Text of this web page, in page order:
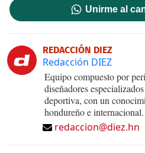
Unirme al
REDACCIÓN DIEZ
Redacción DIEZ
Equipo compuesto por
diseñadores
deportiva, con un
hondureño e internacional.
redaccion@diez.hn